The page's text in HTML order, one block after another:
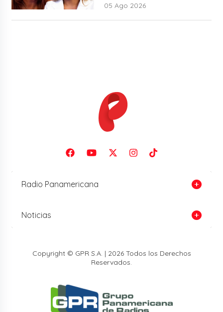
05 Ago 2026
Radio Panamericana
Noticias
Copyright © GPR S.A. | 2026 Todos los Derechos
Reservados.